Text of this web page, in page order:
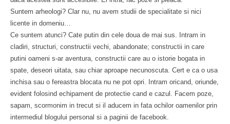
Suntem arheologi? Clar nu, nu avem studii de specialitate si nici
licente in domeniu…
Ce suntem atunci? Cate putin din cele doua de mai sus. Intram in
cladiri, structuri, constructii vechi, abandonate; constructii in care
putini oameni s-ar aventura, constructii care au o istorie bogata in
spate, deseori uitata, sau chiar aproape necunoscuta. Cert e ca o usa
inchisa sau o fereastra blocata nu ne pot opri. Intram oricand, oriunde,
evident folosind echipament de protectie cand e cazul. Facem poze,
sapam, scormonim in trecut si il aducem in fata ochilor oamenilor prin
intermediul blogului personal si a paginii de facebook.